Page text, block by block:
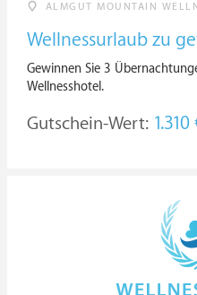
ALMGUT MOUNTAIN
Wellnessurlaub zu
Gewinnen Sie 3
Wellnesshotel.
Gutschein-Wert: 1.310